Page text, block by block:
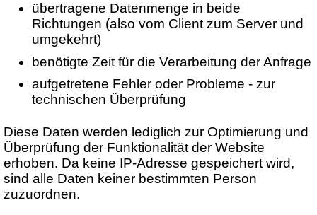
übertragene Datenmenge in beide
Richtungen (also vom Client zum Server und
umgekehrt)
benötigte Zeit für die Verarbeitung der Anfrage
aufgetretene Fehler oder Probleme - zur
technischen Überprüfung
Diese Daten werden lediglich zur Optimierung und
Überprüfung der Funktionalität der Website
erhoben. Da keine IP-Adresse gespeichert wird,
sind alle Daten keiner bestimmten Person
zuzuordnen.